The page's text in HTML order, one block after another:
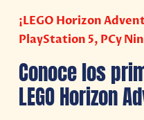
¡LEGO Horizon
PlayStation 5, PCy
Conoce los
LEGO Horizon